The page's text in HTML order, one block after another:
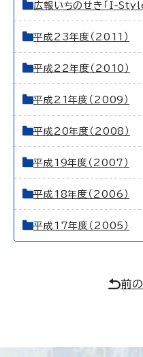
広報いちのせき「I-
平成23年度（2011）
平成22年度（2010）
平成21年度（2009）
平成20年度（2008）
平成19年度（2007）
平成18年度（2006）
平成17年度（2005）
前